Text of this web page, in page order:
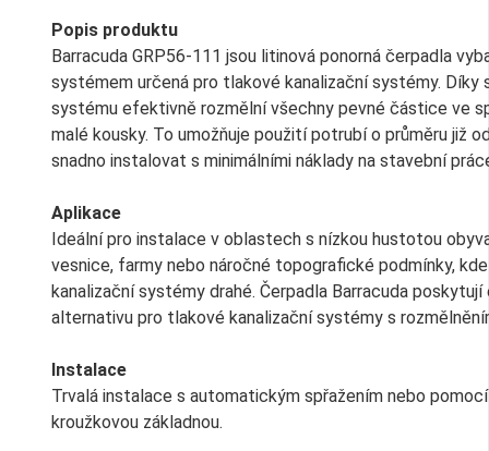
Popis produktu
Barracuda GRP56-111 jsou litinová ponorná čerpadla
systémem určená pro tlakové kanalizační systémy. Díky
systému efektivně rozmělní všechny pevné částice ve
malé kousky. To umožňuje použití potrubí o průměru již
snadno instalovat s minimálními náklady na stavební
Aplikace
Ideální pro instalace v oblastech s nízkou hustotou
vesnice, farmy nebo náročné topografické podmínky,
kanalizační systémy drahé. Čerpadla Barracuda
alternativu pro tlakové kanalizační systémy s
Instalace
Trvalá instalace s automatickým spřažením nebo
kroužkovou základnou.